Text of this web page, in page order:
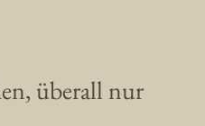
überall nur